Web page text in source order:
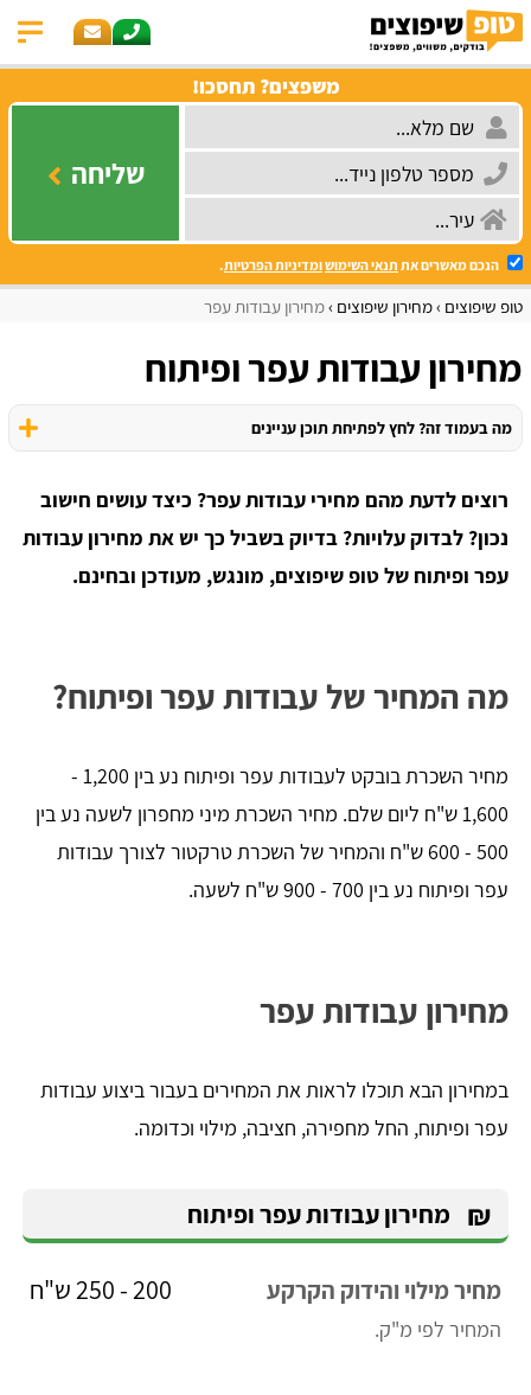
משפצים? תחסכו!
שליחה
הנכם מאשרים את תנאי השימושומדיניות הפרטיות.
טופ שיפוצים מחירון שיפוצים מחירון עבודות עפר
מחירון עבודות עפר ופיתוח
מה בעמוד זה? לחץ לפתיחת תוכן עניינים
רוצים לדעת מהם מחירי עבודות עפר? כיצד עושים חישוב
נכון? לבדוק עלויות? בדיוק בשביל כך יש את מחירון עבודות
עפר ופיתוח של טופ שיפוצים, מונגש, מעודכן ובחינם.
מה המחיר של עבודות עפר ופיתוח?
מחיר השכרת בובקט לעבודות עפר ופיתוח נע בין 1,200 -
1,600 ש"ח ליום שלם. מחיר השכרת מיני מחפרון לשעה נע בין
500 - 600 ש"ח והמחיר של השכרת טרקטור לצורך עבודות
עפר ופיתוח נע בין 700 - 900 ש"ח לשעה.
מחירון עבודות עפר
במחירון הבא תוכלו לראות את המחירים בעבור ביצוע עבודות
עפר ופיתוח, החל מחפירה, חציבה, מילוי וכדומה.
₪ מחירון עבודות עפר ופיתוח
מחיר מילוי והידוק הקרקע
המחיר לפי מ"ק.
200 - 250 ש"ח